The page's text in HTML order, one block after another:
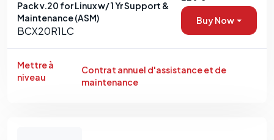
Pack v.20 for Linux w/ 1 Yr Support &
Maintenance (ASM)
BCX20R1LC
Buy Now
Mettre à
niveau
Contrat annuel d'assistance et de
maintenance